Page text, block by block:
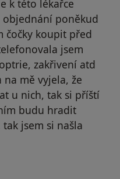
k této lékařce
objednání poněkud
čočky koupit před
jsem
zakřivení atd
na mě vyjela, že
u nich, tak si příští
budu hradit
jsem si našla
Pacient